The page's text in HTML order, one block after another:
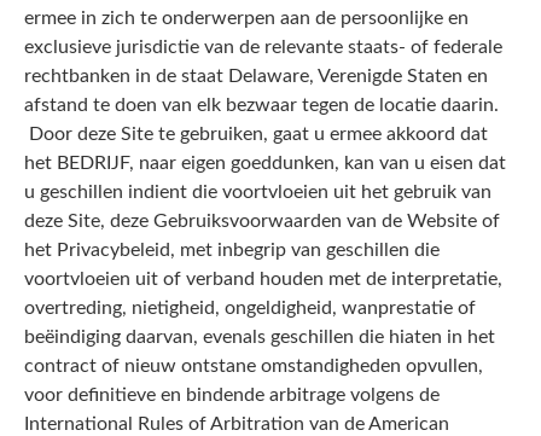
ermee in zich te onderwerpen aan de persoonlijke en
exclusieve jurisdictie van de relevante staats- of federale
rechtbanken in de staat Delaware, Verenigde Staten en
afstand te doen van elk bezwaar tegen de locatie daarin.
Door deze Site te gebruiken, gaat u ermee akkoord dat
het BEDRIJF, naar eigen goeddunken, kan van u eisen dat
u geschillen indient die voortvloeien uit het gebruik van
deze Site, deze Gebruiksvoorwaarden van de Website of
het Privacybeleid, met inbegrip van geschillen die
voortvloeien uit of verband houden met de interpretatie,
overtreding, nietigheid, ongeldigheid, wanprestatie of
beëindiging daarvan, evenals geschillen die hiaten in het
contract of nieuw ontstane omstandigheden opvullen,
voor definitieve en bindende arbitrage volgens de
International Rules of Arbitration van de American